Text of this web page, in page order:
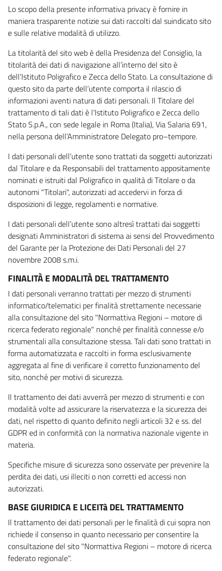
Lo scopo della presente informativa privacy è fornire in
maniera trasparente notizie sui dati raccolti dal suindicato sito
e sulle relative modalità di utilizzo.
La titolarità del sito web è della Presidenza del Consiglio, la
titolarità dei dati di navigazione all’interno del sito è
dell’Istituto Poligrafico e Zecca dello Stato. La consultazione di
questo sito da parte dell’utente comporta il rilascio di
informazioni aventi natura di dati personali. Il Titolare del
trattamento di tali dati è l’Istituto Poligrafico e Zecca dello
Stato S.p.A., con sede legale in Roma (Italia), Via Salaria 691,
nella persona dell’Amministratore Delegato pro–tempore.
I dati personali dell’utente sono trattati da soggetti autorizzati
dal Titolare e da Responsabili del trattamento appositamente
nominati e istruiti dal Poligrafico in qualità di Titolare o da
autonomi "Titolari", autorizzati ad accedervi in forza di
disposizioni di legge, regolamenti e normative.
I dati personali dell’utente sono altresì trattati dai soggetti
designati Amministratori di sistema ai sensi del Provvedimento
del Garante per la Protezione dei Dati Personali del 27
novembre 2008 s.m.i.
FINALITÀ E MODALITÀ DEL TRATTAMENTO
I dati personali verranno trattati per mezzo di strumenti
informatico/telematici per finalità strettamente necessarie
alla consultazione del sito "Normattiva Regioni – motore di
ricerca federato regionale" nonché per finalità connesse e/o
strumentali alla consultazione stessa. Tali dati sono trattati in
forma automatizzata e raccolti in forma esclusivamente
aggregata al fine di verificare il corretto funzionamento del
sito, nonché per motivi di sicurezza.
Il trattamento dei dati avverrà per mezzo di strumenti e con
modalità volte ad assicurare la riservatezza e la sicurezza dei
dati, nel rispetto di quanto definito negli articoli 32 e ss. del
GDPR ed in conformità con la normativa nazionale vigente in
materia.
Specifiche misure di sicurezza sono osservate per prevenire la
perdita dei dati, usi illeciti o non corretti ed accessi non
autorizzati.
BASE GIURIDICA E LICEITà DEL TRATTAMENTO
Il trattamento dei dati personali per le finalità di cui sopra non
richiede il consenso in quanto necessario per consentire la
consultazione del sito "Normattiva Regioni – motore di ricerca
federato regionale".